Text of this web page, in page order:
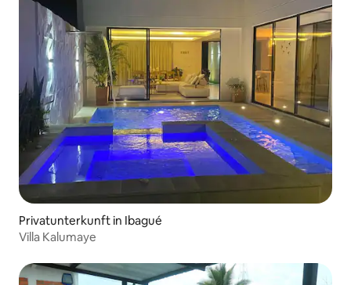
Privatunterkunft in Ibagué
Villa Kalumaye